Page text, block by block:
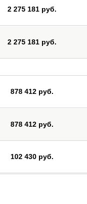
2 275 181 руб.
2 275 181 руб.
878 412 руб.
878 412 руб.
102 430 руб.